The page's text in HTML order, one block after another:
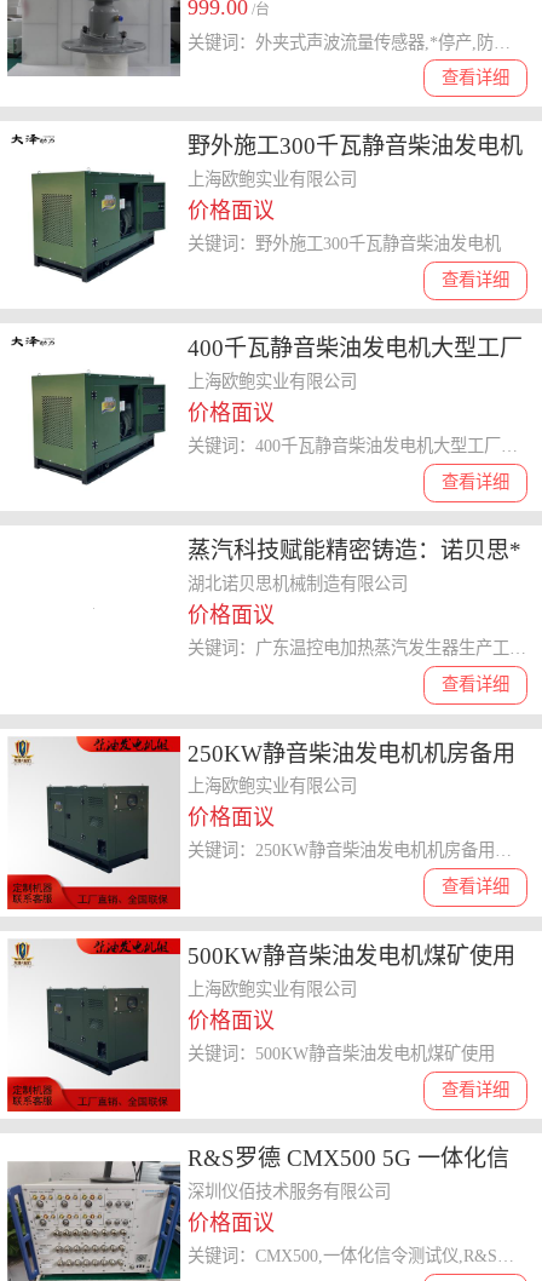
999.00 /台
查看详细
关键词：外夹式声波流量传感器,*停产,防爆型排水泵房管道流量计
野外施工300千瓦静音柴油发电机
上海欧鲍实业有限公司
价格面议
查看详细
关键词：野外施工300千瓦静音柴油发电机
400千瓦静音柴油发电机大型工厂
备用
上海欧鲍实业有限公司
价格面议
查看详细
蒸汽科技赋能精密铸造：诺贝思*
蒸汽解决方案助力脱蜡工艺升级
湖北诺贝思机械供应
湖北诺贝思机械制造有限公司
价格面议
查看详细
250KW静音柴油发电机机房备用
电源
上海欧鲍实业有限公司
价格面议
查看详细
关键词：250KW静音柴油发电机机房备用电源
500KW静音柴油发电机煤矿使用
上海欧鲍实业有限公司
价格面议
查看详细
关键词：500KW静音柴油发电机煤矿使用
R&S罗德 CMX500 5G 一体化信
令测试仪
深圳仪佰技术服务有限公司
价格面议